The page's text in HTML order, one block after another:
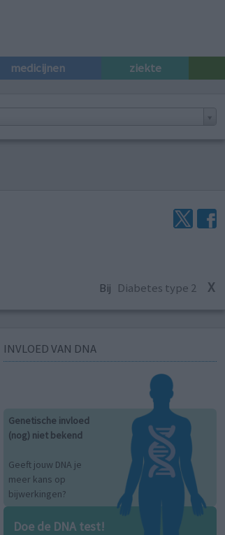
medicijnen ziekte
Bij Diabetes type 2 X
INVLOED VAN DNA
Genetische invloed
(nog) niet bekend
Geeft jouw DNA je
meer kans op
bijwerkingen?
Doe de DNA test!